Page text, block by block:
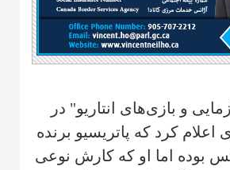
و بازی‌های انتاریو" در
اعلام کرد که پاتریسیو برنده
بوده اما او که کارش نوعی